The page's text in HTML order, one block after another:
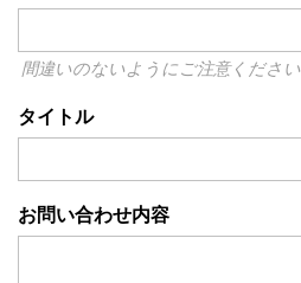
間違いのないようにご注意ください
タイトル
お問い合わせ内容